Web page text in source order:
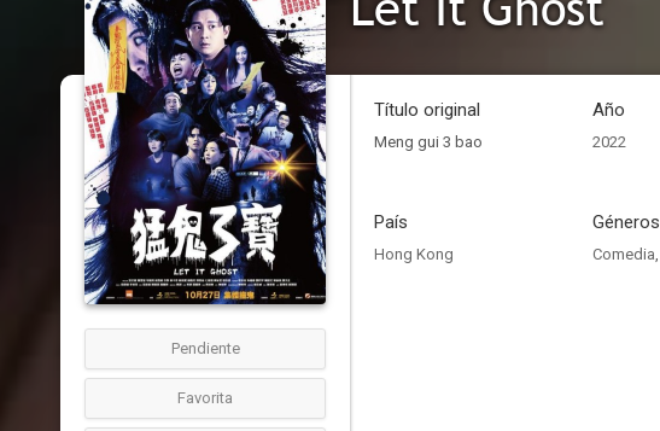
Pendiente
Favorita
Título original
Meng gui 3 bao
Año
2022
País
Hong Kong
Géneros
Comedia,